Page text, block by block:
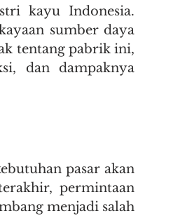
pabrik kayu tanjung morawa
kayu Indonesia.
sumber daya
tentang pabrik ini,
dan dampaknya
pasar akan
permintaan
menjadi salah